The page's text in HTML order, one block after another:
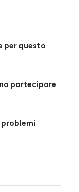
per questo
partecipare
problemi